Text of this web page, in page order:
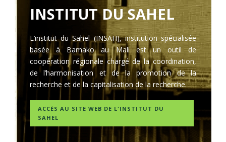
INSTITUT DU SAHEL
L’institut du Sahel (INSAH), institution spécialisée
basée à Bamako au Mali est un outil de
coopération régionale chargé de la coordination,
de l’harmonisation et de la promotion de la
recherche et de la capitalisation de la recherche.
ACCÈS AU SITE WEB DE L'INSTITUT DU
SAHEL